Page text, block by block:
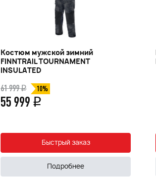
Костюм мужской зимний
FINNTRAIL TOURNAMENT
INSULATED
61 999q 10%
55 999 q
Быстрый заказ
Подробнее